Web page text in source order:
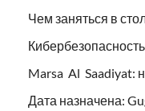
Чем заняться в
Marsa Al Saadiyat:
Дата назначена: